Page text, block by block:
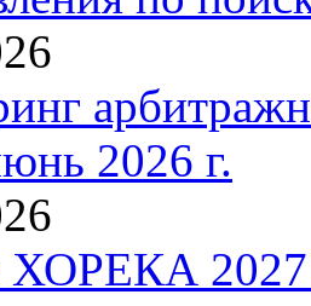
2026 г.
2027: